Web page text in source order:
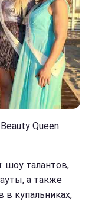
Queen
шоу талантов,
а также
в купальниках,